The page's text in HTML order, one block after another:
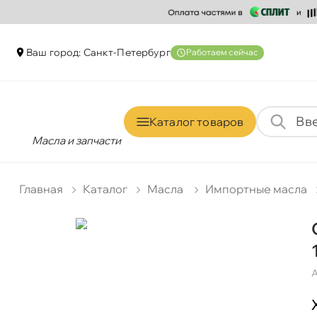
аш город: Санкт-Петербур Работаем сейчас
Масла и запчасти
Каталог товаро
Главная Катало Масла Импортные масла